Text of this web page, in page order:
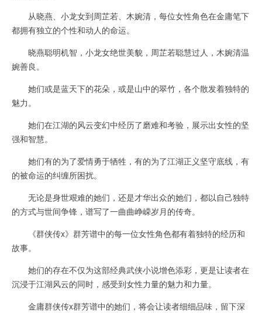
从晓燕、小龙女到周芷若、木婉清，每位女性角色在金庸笔下
都拥有独立的个性和动人的命运。
晓燕聪明机智，小龙女绝世美貌，周芷若聪慧过人，木婉清温
婉善良。
她们或是蓝天下的花朵，或是山中的翠竹，各个散发着独特的
魅力。
她们在江湖的风云变幻中经历了磨难和考验，展示出女性的坚
强和智慧。
她们有的为了爱情勇于牺牲，有的为了江湖正义坚守底线，有
的被命运的纠缠所困扰。
无论是身世艰难的她们，还是才华出众的她们，都以自己独特
的方式与世间争锋，谱写了一曲曲峥嵘岁月的传奇。
《群侠传x》群芳谱中的每一位女性角色都有着独特的经历和
故事。
她们的存在不仅为这部经典武侠小说增色添彩，更是让读者在
沉浸于江湖风云的同时，感受到女性力量的魅力和力量。
金庸群侠传x群芳谱中的她们，将会让读者细细品味，留下深